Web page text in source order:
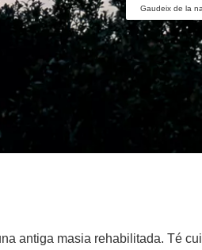
Gaudeix de la
antiga masia rehabilitada. Té